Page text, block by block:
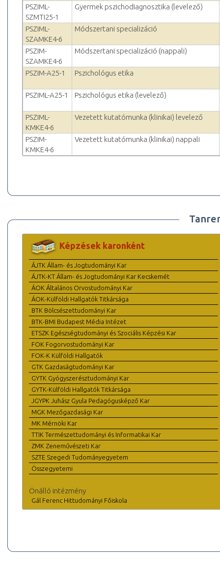
PSZIML-
SZMTI25-1
Gyermek pszichodiagnosztika (levelező)
PSZIML-
SZAMKE4-6
Módszertani specializáció
PSZIM-
SZAMKE4-6
Módszertani specializáció (nappali)
PSZIM-A25-1 Pszichológus etika
PSZIML-A25-1 Pszichológus etika (levelező)
PSZIML-
KMKE4-6
Vezetett kutatómunka (klinikai) levelező
PSZIM-
KMKE4-6
Vezetett kutatómunka (klinikai) nappali
Képzések karonként
ÁJTK Állam- és Jogtudományi Kar
ÁJTK-KT Állam- és Jogtudományi Kar Kecskemét
ÁOK Általános Orvostudományi Kar
ÁOK-Külföldi Hallgatók Titkársága
BTK Bölcsészettudományi Kar
BTK-BMI Budapest Média Intézet
ETSZK Egészségtudományi és Szociális Képzési Kar
FOK Fogorvostudományi Kar
FOK-K Külföldi Hallgatók
GTK Gazdaságtudományi Kar
GYTK Gyógyszerésztudományi Kar
GYTK-Külföldi Hallgatók Titkársága
JGYPK Juhász Gyula Pedagógusképző Kar
MGK Mezőgazdasági Kar
MK Mérnöki Kar
TTIK Természettudományi és Informatikai Kar
ZMK Zeneművészeti Kar
SZTE Szegedi Tudományegyetem
Összegyetemi
Önálló intézmény
Gál Ferenc Hittudományi Főiskola